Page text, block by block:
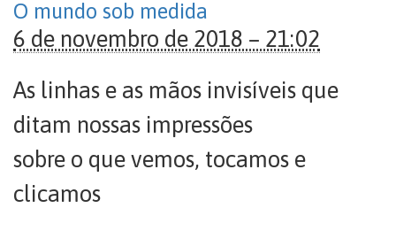
O mundo sob medida
6 de novembro de 2018 – 21:02
As linhas e as mãos invisíveis que
ditam nossas impressões
sobre o que vemos, tocamos e
clicamos